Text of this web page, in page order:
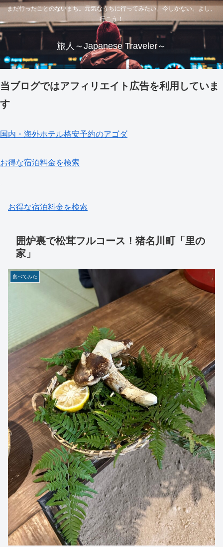
まだ行ったことのないまち。元気なうちに行ってみたい。今しかない。よし、
行こう！
旅人～Japanese Traveler～
当ブログではアフィリエイト広告を利用していま
す
国内・海外ホテル格安予約のアゴダ
お得な宿泊料金を検索
お得な宿泊料金を検索
囲炉裏で松茸フルコース！猪名川町「里の
家」
食べてみた